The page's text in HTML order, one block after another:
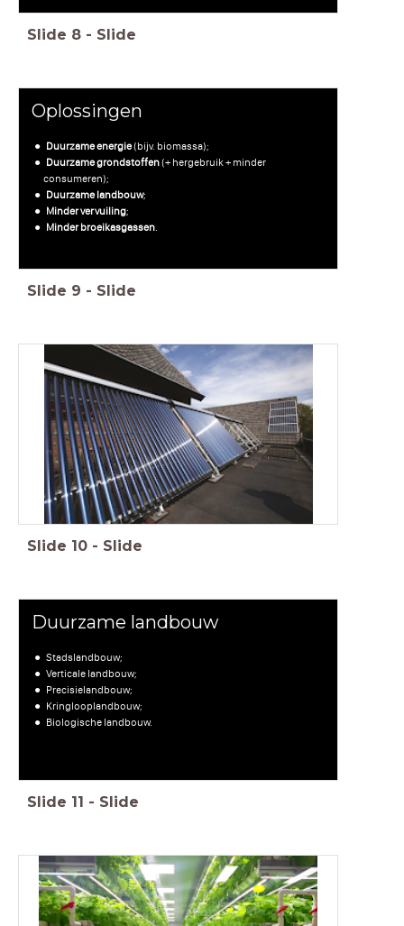
Slide 8 - Slide
Oplossingen
Duurzame energie(bijv. biomassa);
Duurzame grondstoffen(+ hergebruik + minder
consumeren);
Duurzame landbouw;
Minder vervuiling;
Minder broeikasgassen
Slide 9 - Slide
Slide 10 - Slide
Duurzame landbouw
Stadslandbouw;
Verticale landbouw;
Precisielandbouw;
Kringlooplandbouw;
Biologische landbouw.
Slide 11 - Slide